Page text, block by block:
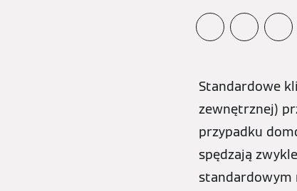
Standardowe
zewnętrznej)
przypadku
spędzają
standardowym